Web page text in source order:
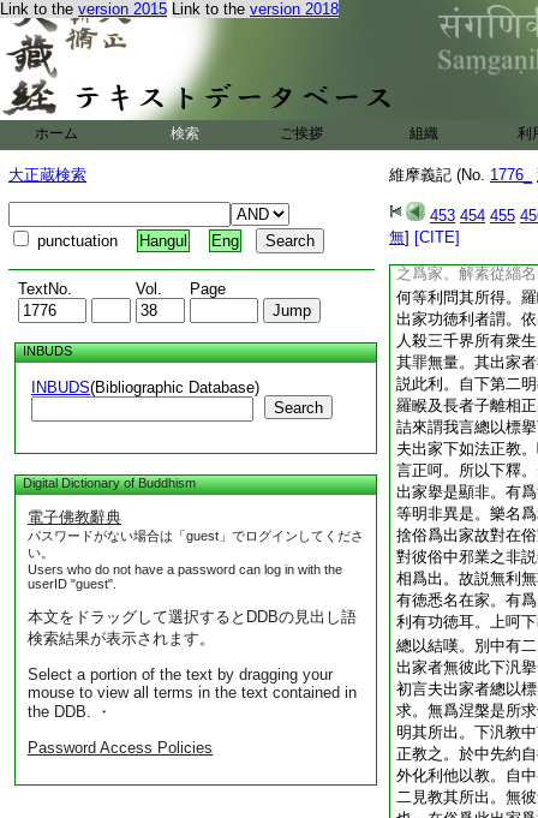
Link to the version 2015 Link to the version 2018
ホーム 検索 ご挨拶 組織 利
大正蔵検索
punctuation Hangul Eng
TextNo. Vol. Page
INBUDS
INBUDS(Bibliographic Database)
Search
Digital Dictionary of Buddhism
電子佛教辭典
パスワードがない場合は「guest」でログインしてくださ
い。
Users who do not have a password can log in with the
userID "guest".
本文をドラッグして選択するとDDBの見出し語
検索結果が表示されます。
Select a portion of the text by dragging your
mouse to view all terms in the text contained in
the DDB. ・
Password Access Policies
維摩義記 (No. 1776_
453 454 455
無] [CITE]
其人忍辱持戒。密
辭。辭中初總次釋
下正辨之。文別有
時維摩來謂我下明
離等彰被呵事。先
問。現覩羅雲所捨
言毘耶離諸長者子
請方便。問我言等
其人。汝佛之子所
重。彼羅睺羅若不
故今擧之出家爲道
之爲家。解素從緇
何等利問其所得。
出家功徳利者謂。
人殺三千界所有衆
其罪無量。其出家
説此利。自下第二
羅睺及長者子離相
詰來謂我言總以標
夫出家下如法正教
言正呵。所以下釋
出家擧是顯非。有
等明非異是。樂名
捨俗爲出家故對在
對彼俗中邪業之非
相爲出。故説無利
有徳悉名在家。有
利有功徳耳。上呵
總以結嘆。別中有
出家者無彼此下汎
初言夫出家者總以
求。無爲涅槃是所
明其所出。下汎教
正教之。於中先約
外化利他以教。自
二見教其所出。無